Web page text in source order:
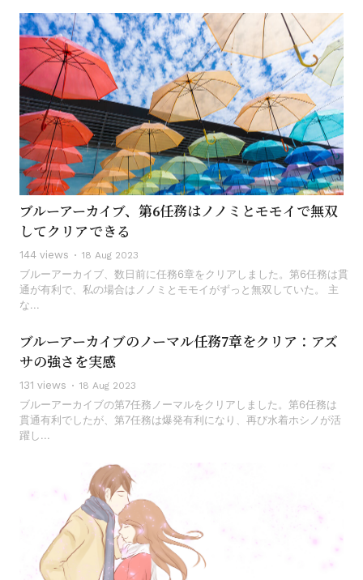
ブルーアーカイブ、第6任務はノノミとモモイで無双
してクリアできる
144 views 18 Aug 2023
ブルーアーカイブ、数日前に任務6章をクリアしました。第6任務は貫
通が有利で、私の場合はノノミとモモイがずっと無双していた。 主
な...
ブルーアーカイブのノーマル任務7章をクリア：アズ
サの強さを実感
131 views 18 Aug 2023
ブルーアーカイブの第7任務ノーマルをクリアしました。第6任務は
貫通有利でしたが、第7任務は爆発有利になり、再び水着ホシノが活
躍し...